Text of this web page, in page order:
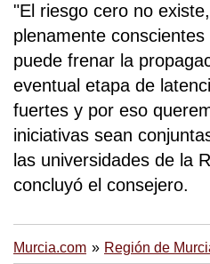
"El riesgo cero no
plenamente
puede frenar la
eventual etapa de
fuertes y por eso
iniciativas sean
las universidades de la
concluyó el consejero.
Murcia.com Región de